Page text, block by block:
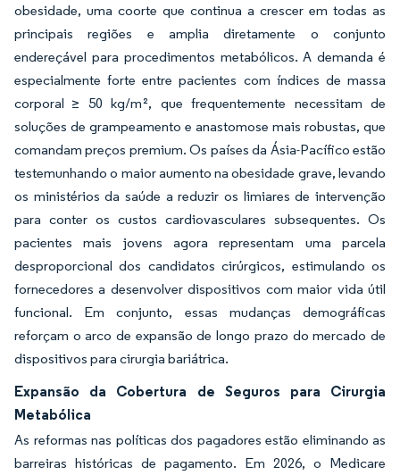
obesidade, uma coorte que continua a crescer em todas as
principais regiões e amplia diretamente o conjunto
endereçável para procedimentos metabólicos. A demanda é
especialmente forte entre pacientes com índices de massa
corporal ≥ 50 kg/m², que frequentemente necessitam de
soluções de grampeamento e anastomose mais robustas, que
comandam preços premium. Os países da Ásia-Pacífico estão
testemunhando o maior aumento na obesidade grave, levando
os ministérios da saúde a reduzir os limiares de intervenção
para conter os custos cardiovasculares subsequentes. Os
pacientes mais jovens agora representam uma parcela
desproporcional dos candidatos cirúrgicos, estimulando os
fornecedores a desenvolver dispositivos com maior vida útil
funcional. Em conjunto, essas mudanças demográficas
reforçam o arco de expansão de longo prazo do mercado de
dispositivos para cirurgia bariátrica.
Expansão da Cobertura de Seguros para Cirurgia
Metabólica
As reformas nas políticas dos pagadores estão eliminando as
barreiras históricas de pagamento. Em 2026, o Medicare